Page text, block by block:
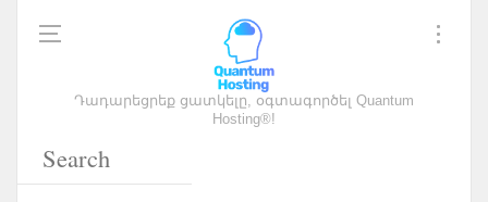
Դադարեցրեք ցատկելը, օգտագործել Quantum
Hosting®!